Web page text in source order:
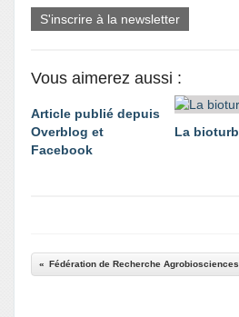
S'inscrire à la newsletter
Vous aimerez aussi :
Article publié depuis
Overblog et
Facebook
La